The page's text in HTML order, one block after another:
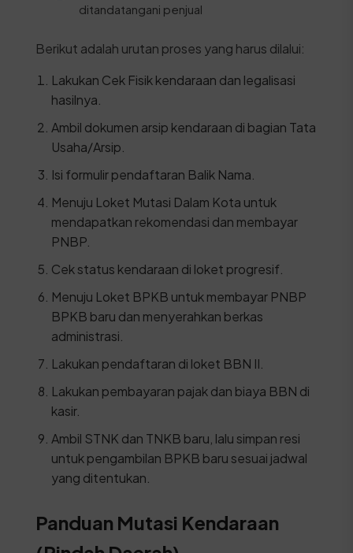
ditandatangani penjual
Berikut adalah urutan proses yang harus dilalui:
Lakukan Cek Fisik kendaraan dan legalisasi
hasilnya.
Ambil dokumen arsip kendaraan di bagian Tata
Usaha/Arsip.
Isi formulir pendaftaran Balik Nama.
Menuju Loket Mutasi Dalam Kota untuk
mendapatkan rekomendasi dan membayar
PNBP.
Cek status kendaraan di loket progresif.
Menuju Loket BPKB untuk membayar PNBP
BPKB baru dan menyerahkan berkas
administrasi.
Lakukan pendaftaran di loket BBN II.
Lakukan pembayaran pajak dan biaya BBN di
kasir.
Ambil STNK dan TNKB baru, lalu simpan resi
untuk pengambilan BPKB baru sesuai jadwal
yang ditentukan.
Panduan Mutasi Kendaraan